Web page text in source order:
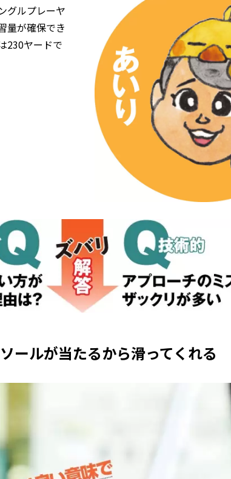
グルプレーヤ
量が確保でき
230ヤードで
ールが当たるから滑ってくれる